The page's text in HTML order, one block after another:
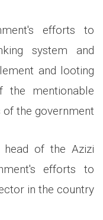
efforts to
system and
and looting
mentionable
the government.
of the Azizi
efforts to
in the country.